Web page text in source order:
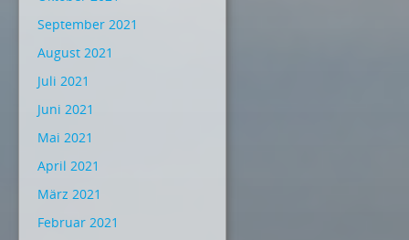
September 2021
August 2021
Juli 2021
Juni 2021
Mai 2021
April 2021
März 2021
Februar 2021